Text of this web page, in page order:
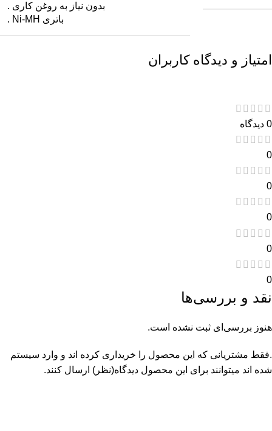
بدون نیاز به روغن کاری .
باتری Ni-MH .
امتیاز و دیدگاه کاربران
0 دیدگاه
0
0
0
0
0
نقد و بررسی‌ها
هنوز بررسی‌ای ثبت نشده است.
.فقط مشتریانی که این محصول را خریداری کرده اند و وارد سیستم
شده اند میتوانند برای این محصول دیدگاه(نظر) ارسال کنند.